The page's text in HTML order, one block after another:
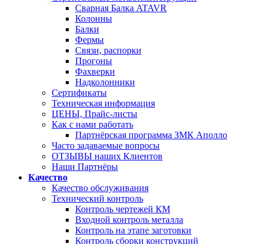
Сварная Балка ATAVR
Колонны
Балки
Фермы
Связи, распорки
Прогоны
Фахверки
Надколонники
Сертификаты
Техническая информация
ЦЕНЫ, Прайс-листы
Как с нами работать
Партнёрская программа ЗМК Аполло
Часто задаваемые вопросы
ОТЗЫВЫ наших Клиентов
Наши Партнёры
Качество
Качество обслуживания
Технический контроль
Контроль чертежей КМ
Входной контроль металла
Контроль на этапе заготовки
Контроль сборки конструкций